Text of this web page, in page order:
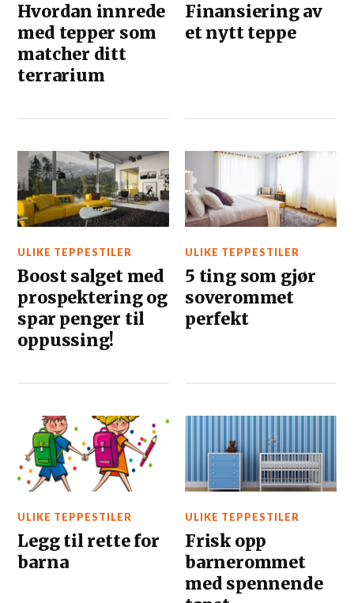
Hvordan innrede
med tepper som
matcher ditt
terrarium
Finansiering av
et nytt teppe
ULIKE TEPPESTILER
Boost salget med
prospektering og
spar penger til
oppussing!
ULIKE TEPPESTILER
5 ting som gjør
soverommet
perfekt
ULIKE TEPPESTILER
Legg til rette for
barna
ULIKE TEPPESTILER
Frisk opp
barnerommet
med spennende